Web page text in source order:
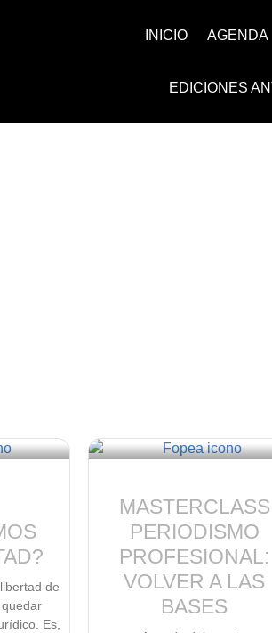
INICIO AGENDA
EDICIONES
de
Es,
MASTERCLASS
PERIODISMO
PROFESIONAL:
VOLVER A LAS
BASES